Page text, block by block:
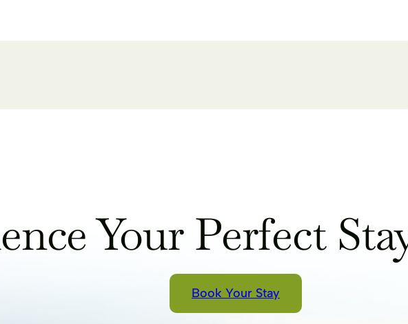
Your Perfect
Book Your Stay